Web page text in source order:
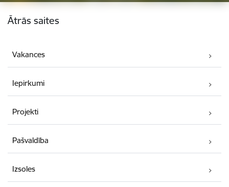
Kājene
Ātrās saites
Vakances
Iepirkumi
Projekti
Pašvaldība
Izsoles